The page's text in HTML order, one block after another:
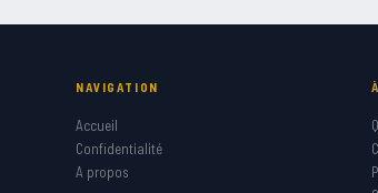
NAVIGATION
Accueil
Confidentialité
A propos